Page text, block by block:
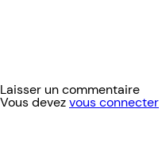
Laisser un commentaire
Vous devezvous connecter